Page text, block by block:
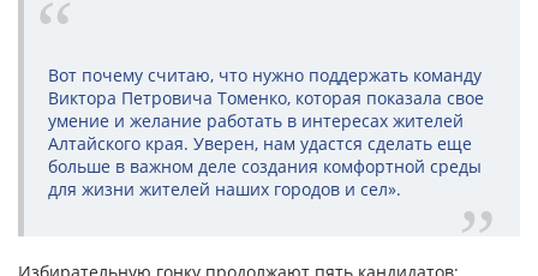
Вот почему считаю, что нужно поддержать команду
Виктора Петровича Томенко, которая показала свое
умение и желание работать в интересах жителей
Алтайского края. Уверен, нам удастся сделать еще
больше в важном деле создания комфортной среды
для жизни жителей наших городов и сел».